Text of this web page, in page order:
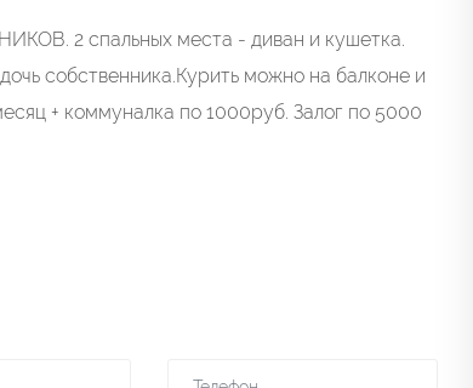
2 спальных места - диван и кушетка.
собственника.Курить можно на балконе и
+ коммуналка по 1000руб. Залог по 5000